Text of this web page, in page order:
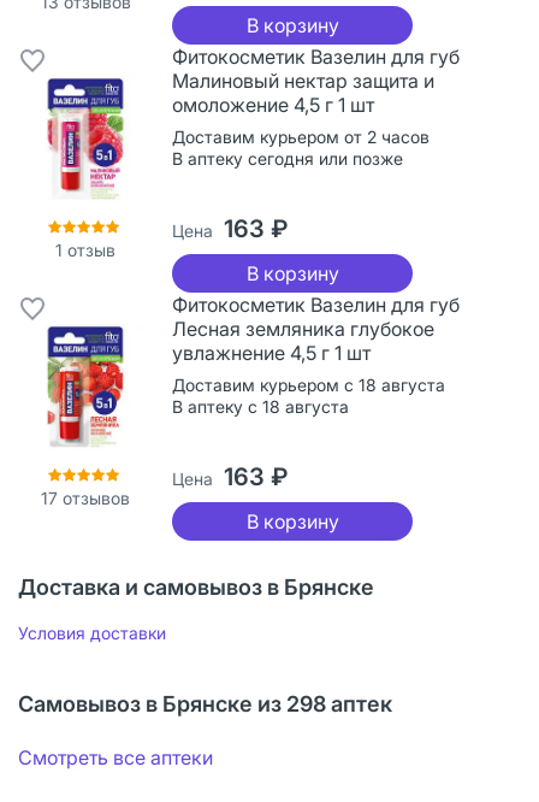
В корзину
1 отзыв
Фитокосметик Вазелин для губ
Малиновый нектар защита и
омоложение 4,5 г 1 шт
Доставим курьером от 2 часов
В аптеку сегодня или позже
Цена 163 ₽
В корзину
17 отзывов
Фитокосметик Вазелин для губ
Лесная земляника глубокое
увлажнение 4,5 г 1 шт
Доставим курьером с 18 августа
В аптеку с 18 августа
Цена 163 ₽
В корзину
Доставка и самовывоз в Брянске
Условия доставки
Самовывоз в Брянске из 298 аптек
Смотреть все аптеки